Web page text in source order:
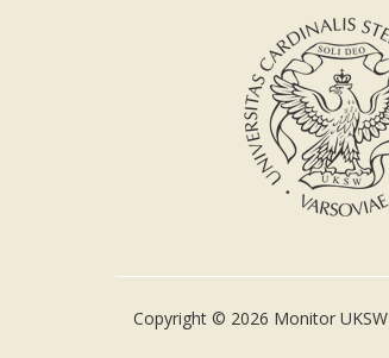
Copyright © 2026 Monitor UKSW